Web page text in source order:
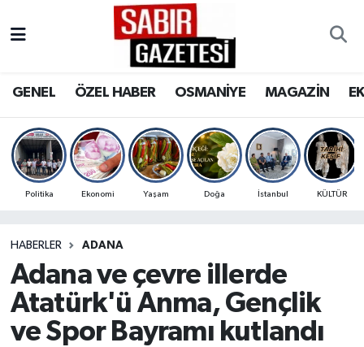
GENEL ÖZEL HABER OSMANİYE MAGAZİN
Politika Ekonomi Yaşam Doğa İstanbul KÜLTÜR
HABERLER ADANA
Adana ve çevre illerde
Atatürk'ü Anma, Gençlik
ve Spor Bayramı kutlandı
OSMANİYE
MAGAZİN
SPOR
RESMİ İLANLAR
Osmaniye Nöbetçi Eczaneler
Osmaniye Trafik Yoğunluk Haritası
Süper Lig Puan Durumu ve Fikstür
Son Dakika Haberleri
Haber Arşivi